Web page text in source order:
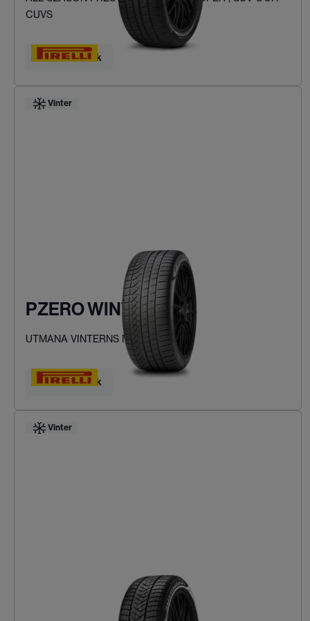
CUVS
Hitta ditt däck
Vinter
PZERO WINTER
UTMANA VINTERNS NORMER
Hitta ditt däck
Vinter